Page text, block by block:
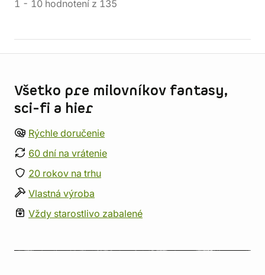
1 - 10 hodnotení z 135
Všetko pre milovníkov fantasy,
sci-fi a hier
Rýchle doručenie
60 dní na vrátenie
20 rokov na trhu
Vlastná výroba
Vždy starostlivo zabalené